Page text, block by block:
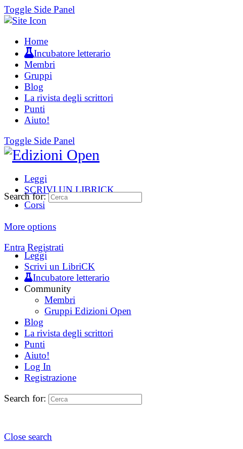
Toggle Side Panel
Home
Incubatore letterario
Membri
Gruppi
Blog
La rivista degli scrittori
Punti
Aiuto!
Toggle Side Panel
Leggi
SCRIVI UN LIBRICK
Corsi
More options
Entra Registrati
Search for:
Leggi
Scrivi un LibriCK
Incubatore letterario
Community
Membri
Gruppi Edizioni Open
Blog
La rivista degli scrittori
Punti
Aiuto!
Log In
Registrazione
Search for:
Close search